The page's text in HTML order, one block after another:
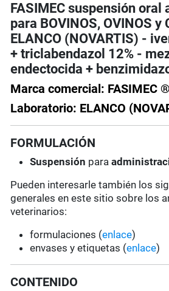
FASIMEC suspensión
para BOVINOS, OVINOS y
ELANCO (NOVARTIS) -
+ triclabendazol 12% -
endectocida +
Marca comercial: FASIMEC ®
Laboratorio: ELANCO
FORMULACIÓN
Suspensión para
Pueden interesarle también los
generales en este sitio sobre los
veterinarios:
formulaciones (enlace)
envases y etiquetas (enlace)
CONTENIDO